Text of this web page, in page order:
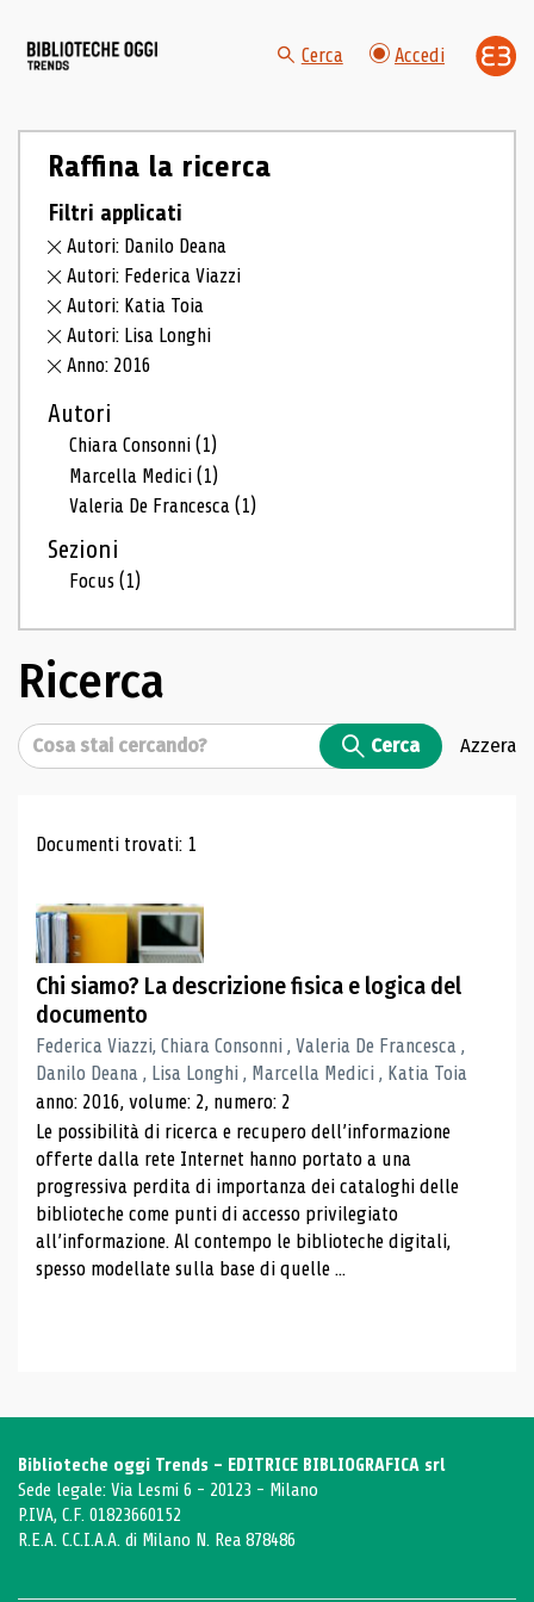
Cerca Accedi
Raffina la ricerca
Filtri applicati
Autori: Danilo Deana
Autori: Federica Viazzi
Autori: Katia Toia
Autori: Lisa Longhi
Anno: 2016
Autori
Chiara Consonni(1)
Marcella Medici(1)
Valeria De Francesca(1)
Sezioni
Focus(1)
Ricerca
Cerca Cerca Azzera
Risultati di ricerca
Documenti trovati: 1
Chi siamo? La descrizione fisica e logica del
documento
Federica Viazzi, Chiara Consonni , Valeria De Francesca ,
Danilo Deana , Lisa Longhi , Marcella Medici , Katia Toia
anno: 2016, volume: 2, numero: 2
Le possibilità di ricerca e recupero dell’informazione
offerte dalla rete Internet hanno portato a una
progressiva perdita di importanza dei cataloghi delle
biblioteche come punti di accesso privilegiato
all’informazione. Al contempo le biblioteche digitali,
spesso modellate sulla base di quelle ...
Biblioteche oggi Trends - EDITRICE BIBLIOGRAFICA srl
Sede legale: Via Lesmi 6 - 20123 - Milano
P.IVA, C.F. 01823660152
R.E.A. C.C.I.A.A. di Milano N. Rea 878486